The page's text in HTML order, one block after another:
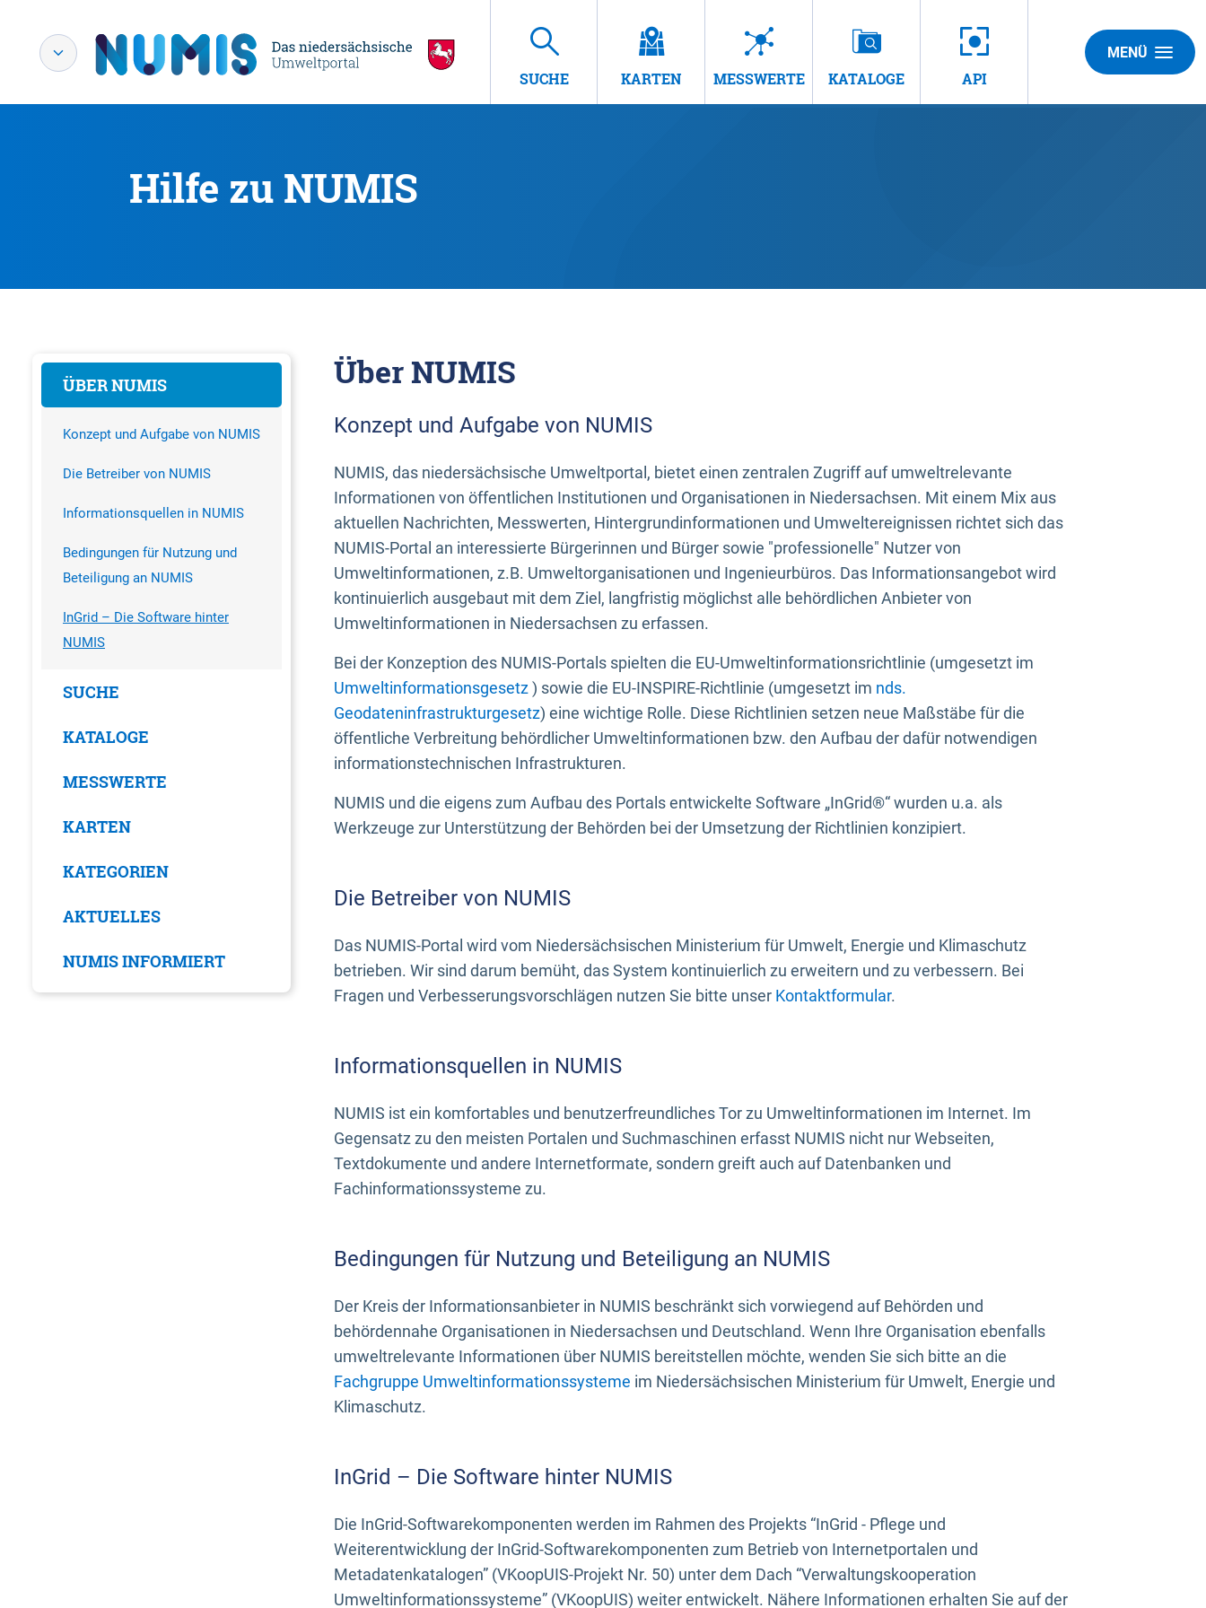
SUCHE KARTEN MESSWERTE KATALOGE API
MENÜ
Hilfe zu NUMIS
ÜBER NUMIS
Konzept und Aufgabe von NUMIS
Die Betreiber von NUMIS
Informationsquellen in NUMIS
Bedingungen für Nutzung und
Beteiligung an NUMIS
InGrid – Die Software hinter
NUMIS
SUCHE
KATALOGE
MESSWERTE
KARTEN
KATEGORIEN
AKTUELLES
NUMIS INFORMIERT
Über NUMIS
Konzept und Aufgabe von NUMIS
NUMIS, das niedersächsische Umweltportal, bietet einen zentralen Zugriff auf umweltrelevante
Informationen von öffentlichen Institutionen und Organisationen in Niedersachsen. Mit einem Mix aus
aktuellen Nachrichten, Messwerten, Hintergrundinformationen und Umweltereignissen richtet sich das
NUMIS-Portal an interessierte Bürgerinnen und Bürger sowie "professionelle" Nutzer von
Umweltinformationen, z.B. Umweltorganisationen und Ingenieurbüros. Das Informationsangebot wird
kontinuierlich ausgebaut mit dem Ziel, langfristig möglichst alle behördlichen Anbieter von
Umweltinformationen in Niedersachsen zu erfassen.
Bei der Konzeption des NUMIS-Portals spielten die EU-Umweltinformationsrichtlinie (umgesetzt im
Umweltinformationsgesetz) sowie die EU-INSPIRE-Richtlinie (umgesetzt im nds.
Geodateninfrastrukturgesetz) eine wichtige Rolle. Diese Richtlinien setzen neue Maßstäbe für die
öffentliche Verbreitung behördlicher Umweltinformationen bzw. den Aufbau der dafür notwendigen
informationstechnischen Infrastrukturen.
NUMIS und die eigens zum Aufbau des Portals entwickelte Software „InGrid®“ wurden u.a. als
Werkzeuge zur Unterstützung der Behörden bei der Umsetzung der Richtlinien konzipiert.
Die Betreiber von NUMIS
Das NUMIS-Portal wird vom Niedersächsischen Ministerium für Umwelt, Energie und Klimaschutz
betrieben. Wir sind darum bemüht, das System kontinuierlich zu erweitern und zu verbessern. Bei
Fragen und Verbesserungsvorschlägen nutzen Sie bitte unser Kontaktformular.
Informationsquellen in NUMIS
NUMIS ist ein komfortables und benutzerfreundliches Tor zu Umweltinformationen im Internet. Im
Gegensatz zu den meisten Portalen und Suchmaschinen erfasst NUMIS nicht nur Webseiten,
Textdokumente und andere Internetformate, sondern greift auch auf Datenbanken und
Fachinformationssysteme zu.
Bedingungen für Nutzung und Beteiligung an NUMIS
Der Kreis der Informationsanbieter in NUMIS beschränkt sich vorwiegend auf Behörden und
behördennahe Organisationen in Niedersachsen und Deutschland. Wenn Ihre Organisation ebenfalls
umweltrelevante Informationen über NUMIS bereitstellen möchte, wenden Sie sich bitte an die
Fachgruppe Umweltinformationssysteme im Niedersächsischen Ministerium für Umwelt, Energie und
Klimaschutz.
InGrid – Die Software hinter NUMIS
Die InGrid-Softwarekomponenten werden im Rahmen des Projekts “InGrid - Pflege und
Weiterentwicklung der InGrid-Softwarekomponenten zum Betrieb von Internetportalen und
Metadatenkatalogen” (VKoopUIS-Projekt Nr. 50) unter dem Dach “Verwaltungskooperation
Umweltinformationssysteme” (VKoopUIS) weiter entwickelt. Nähere Informationen erhalten Sie auf der